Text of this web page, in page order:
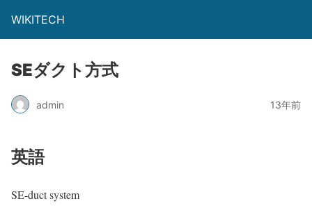
WIKITECH
SEダクト方式
admin 13年前
英語
SE-duct system